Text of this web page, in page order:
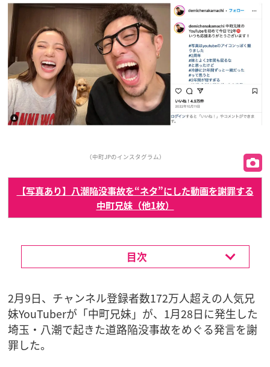
（中町JPのインスタグラム）
【写真あり】八潮陥没事故を“ネタ”にした動画を謝罪する
中町兄妹（他1枚）
目次
2月9日、チャンネル登録者数172万人超えの人気兄
妹YouTuberが「中町兄妹」が、1月28日に発生した
埼玉・八潮で起きた道路陥没事故をめぐる発言を謝
罪した。